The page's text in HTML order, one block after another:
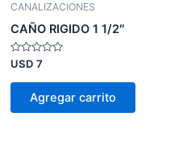
CANALIZACIONES
CAÑO RIGIDO 1 1/2″
Valorado
en
0
USD 7
Agregar carrito